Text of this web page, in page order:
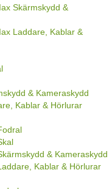
Skärmskydd &
Laddare, Kablar &
& Kameraskydd
Kablar & Hörlurar
& Kameraskydd
Kablar & Hörlurar